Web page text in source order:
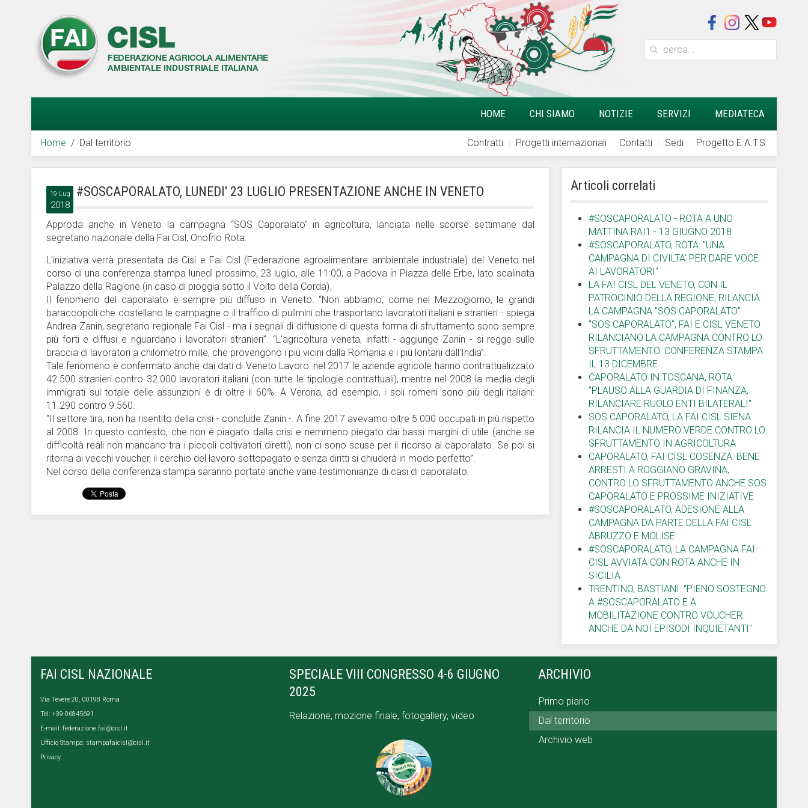
HOME CHI SIAMO NOTIZIE SERVIZI MEDIATECA
Contratti Progetti internazionali Contatti Sedi Progetto E.A.T.S.
Home Dal territorio
19 Lug
2018
#SOSCAPORALATO, LUNEDI' 23 LUGLIO PRESENTAZIONE ANCHE IN VENETO
Approda anche in Veneto la campagna “SOS Caporalato" in agricoltura, lanciata nelle scorse settimane dal
segretario nazionale della Fai Cisl, Onofrio Rota.
L’iniziativa verrà presentata da Cisl e Fai Cisl (Federazione agroalimentare ambientale industriale) del Veneto nel
corso di una conferenza stampa lunedì prossimo, 23 luglio, alle 11:00, a Padova in Piazza delle Erbe, lato scalinata
Palazzo della Ragione (in caso di pioggia sotto il Volto della Corda).
Il fenomeno del caporalato è sempre più diffuso in Veneto. “Non abbiamo, come nel Mezzogiorno, le grandi
baraccopoli che costellano le campagne o il traffico di pullmini che trasportano lavoratori italiani e stranieri - spiega
Andrea Zanin, segretario regionale Fai Cisl - ma i segnali di diffusione di questa forma di sfruttamento sono sempre
più forti e diffusi e riguardano i lavoratori stranieri”. “L’agricoltura veneta, infatti - aggiunge Zanin - si regge sulle
braccia di lavoratori a chilometro mille, che provengono i più vicini dalla Romania e i più lontani dall’India”.
Tale fenomeno è confermato anche dai dati di Veneto Lavoro: nel 2017 le aziende agricole hanno contrattualizzato
42.500 stranieri contro 32.000 lavoratori italiani (con tutte le tipologie contrattuali), mentre nel 2008 la media degli
immigrati sul totale delle assunzioni è di oltre il 60%. A Verona, ad esempio, i soli romeni sono più degli italiani:
11.290 contro 9.560.
“Il settore tira, non ha risentito della crisi - conclude Zanin -. A fine 2017 avevamo oltre 5.000 occupati in più rispetto
al 2008. In questo contesto, che non è piagato dalla crisi e nemmeno piegato dai bassi margini di utile (anche se
difficoltà reali non mancano tra i piccoli coltivatori diretti), non ci sono scuse per il ricorso al caporalato. Se poi si
ritorna ai vecchi voucher, il cerchio del lavoro sottopagato e senza diritti si chiuderà in modo perfetto”.
Nel corso della conferenza stampa saranno portate anche varie testimonianze di casi di caporalato.
Articoli correlati
#SOSCAPORALATO - ROTA A UNO
MATTINA RAI1 - 13 GIUGNO 2018
#SOSCAPORALATO, ROTA: "UNA
CAMPAGNA DI CIVILTA' PER DARE VOCE
AI LAVORATORI"
LA FAI CISL DEL VENETO, CON IL
PATROCINIO DELLA REGIONE, RILANCIA
LA CAMPAGNA "SOS CAPORALATO"
"SOS CAPORALATO", FAI E CISL VENETO
RILANCIANO LA CAMPAGNA CONTRO LO
SFRUTTAMENTO. CONFERENZA STAMPA
IL 13 DICEMBRE
CAPORALATO IN TOSCANA, ROTA:
"PLAUSO ALLA GUARDIA DI FINANZA,
RILANCIARE RUOLO ENTI BILATERALI"
SOS CAPORALATO, LA FAI CISL SIENA
RILANCIA IL NUMERO VERDE CONTRO LO
SFRUTTAMENTO IN AGRICOLTURA
CAPORALATO, FAI CISL COSENZA: BENE
ARRESTI A ROGGIANO GRAVINA,
CONTRO LO SFRUTTAMENTO ANCHE SOS
CAPORALATO E PROSSIME INIZIATIVE
#SOSCAPORALATO, ADESIONE ALLA
CAMPAGNA DA PARTE DELLA FAI CISL
ABRUZZO E MOLISE
#SOSCAPORALATO, LA CAMPAGNA FAI
CISL AVVIATA CON ROTA ANCHE IN
SICILIA
TRENTINO, BASTIANI: "PIENO SOSTEGNO
A #SOSCAPORALATO E A
MOBILITAZIONE CONTRO VOUCHER.
ANCHE DA NOI EPISODI INQUIETANTI"
FAI CISL NAZIONALE
Via Tevere 20, 00198 Roma
Tel: +39-06845691
E-mail: federazione.fai@cisl.it
Ufficio Stampa: stampafaicisl@cisl.it
Privacy
SPECIALE VIII CONGRESSO 4-6 GIUGNO
2025
Relazione, mozione finale, fotogallery, video
ARCHIVIO
Primo piano
Dal territorio
Archivio web